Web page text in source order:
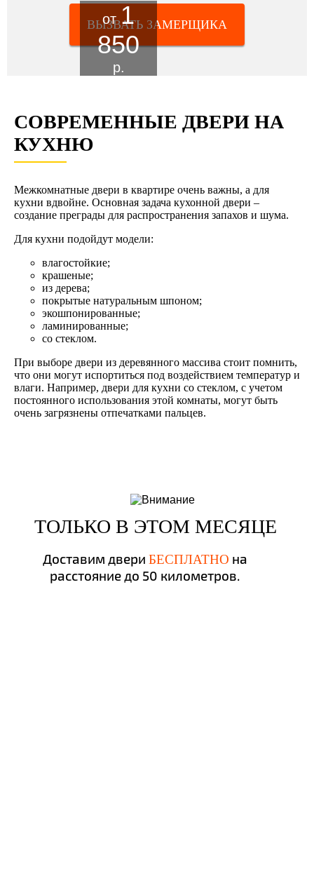
ВЫЗВАТЬ ЗАМЕРЩИКА
от1
850
р.
СОВРЕМЕННЫЕ ДВЕРИ НА
КУХНЮ
Межкомнатные двери в квартире очень важны, а для
кухни вдвойне. Основная задача кухонной двери –
создание преграды для распространения запахов и шума.
Для кухни подойдут модели:
влагостойкие;
крашеные;
из дерева;
покрытые натуральным шпоном;
экошпонированные;
ламинированные;
со стеклом.
При выборе двери из деревянного массива стоит помнить,
что они могут испортиться под воздействием температур и
влаги. Например, двери для кухни со стеклом, с учетом
постоянного использования этой комнаты, могут быть
очень загрязнены отпечатками пальцев.
ТОЛЬКО В ЭТОМ МЕСЯЦЕ
Доставим двери БЕСПЛАТНО на
расстояние до 50 километров.